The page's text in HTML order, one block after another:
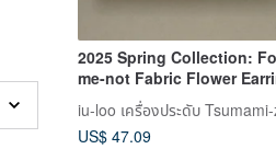
2025 Spring Collection:
me-not Fabric Flower
US$ 47.09